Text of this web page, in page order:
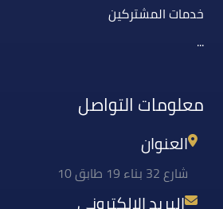
خدمات المشتركين
...
معلومات التواصل
العنوان
شارع 32 بناء 19 طابق 10
البريد الإلكتروني